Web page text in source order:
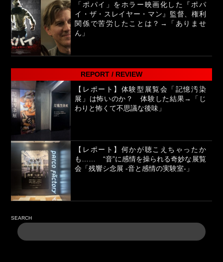
「ポパイ」をホラー映画化した『ポパ
イ・ザ・スレイヤー・マン』監督、権利
関係で苦労したことは？→「ありませ
ん」
REPORT / REVIEW
【レポート】体験型展覧会「記憶汚染
展」は怖いのか？ 体験した結果→「じ
わりと怖くて不思議な後味」
【レポート】何かが聴こえちゃったか
も…… “音”に感情を操られる奇妙な展覧
会「残響シ念展 -⾳と感情の実験室-」
SEARCH